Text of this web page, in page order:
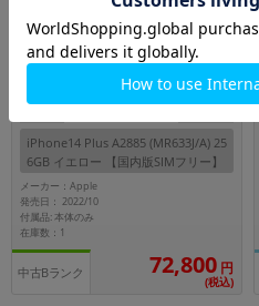
SIMFREE
iPhone14 Plus A2885 (MR633J/A) 25
6GB イエロー 【国内版SIMフリー】
メーカー：Apple
発売日： 2022/10
付属品: 本体のみ
在庫数：1
中古Bランク 72,800 円
(税込)